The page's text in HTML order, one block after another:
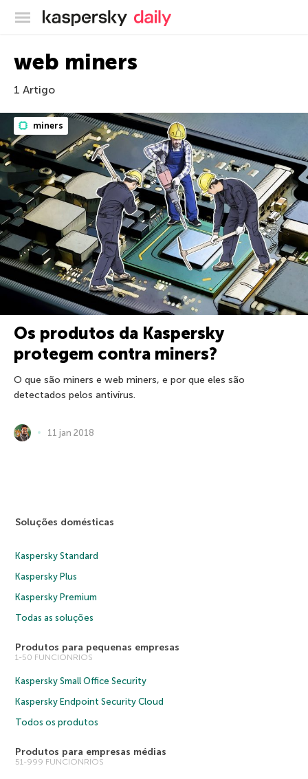
Blog oficial da Kaspersky
web miners
1 Artigo
miners
Os produtos da Kaspersky
protegem contra miners?
O que são miners e web miners, e por que eles são
detectados pelos antivírus.
11 jan 2018
Soluções domésticas
Kaspersky Standard
Kaspersky Plus
Kaspersky Premium
Todas as soluções
Produtos para pequenas empresas
1-50 FUNCIONRIOS
Kaspersky Small Office Security
Kaspersky Endpoint Security Cloud
Todos os produtos
Produtos para empresas médias
51-999 FUNCIONRIOS